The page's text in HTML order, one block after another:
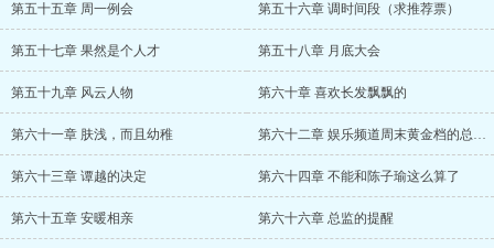
第五十五章 周一例会 第五十六章 调时间段（求推荐票）
第五十七章 果然是个人才 第五十八章 月底大会
第五十九章 风云人物 第六十章 喜欢长发飘飘的
第六十一章 肤浅，而且幼稚 第六十二章 娱乐频道周末黄金档的总策划？
第六十三章 谭越的决定 第六十四章 不能和陈子瑜这么算了
第六十五章 安暖相亲 第六十六章 总监的提醒